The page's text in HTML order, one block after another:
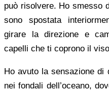
può risolvere. Ho smesso
sono spostata
girare la direzione e
capelli che ti coprono il
Ho avuto la sensazione
nei fondali dell’oceano,